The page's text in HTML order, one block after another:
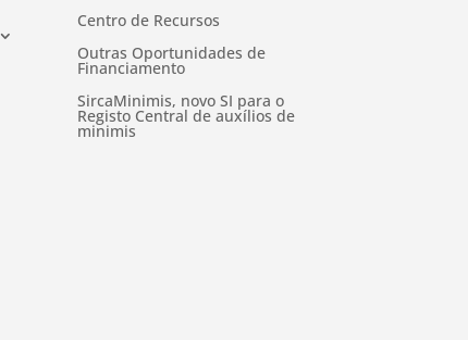
Centro de Recursos
Outras Oportunidades de
Financiamento
SircaMinimis, novo SI para o
Registo Central de auxílios de
minimis